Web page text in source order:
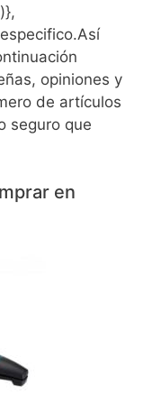
opiniones y
de artículos
seguro que
en